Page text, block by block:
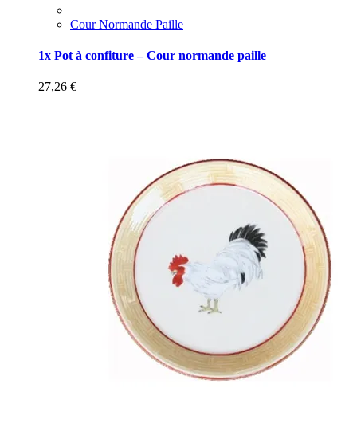
Cour Normande Paille
1x Pot à confiture – Cour normande paille
27,26 €